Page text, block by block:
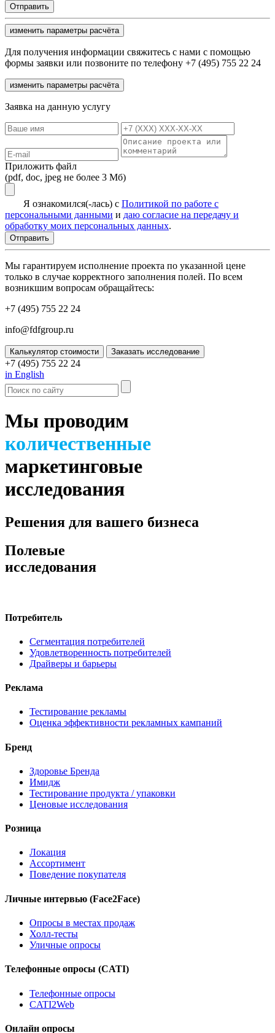
изменить параметры расчёта
Для получения информации свяжитесь с нами с помощью
формы заявки или позвоните по телефону +7 (495) 755 22 24
изменить параметры расчёта
Заявка на данную услугу
Приложить файл
(pdf, doc, jpeg не более 3 Мб)
Я ознакомился(-лась) с Политикой по работе с
персональными данными и даю согласие на передачу и
обработку моих персональных данных.
Мы гарантируем исполнение проекта по указанной цене
только в случае корректного заполнения полей. По всем
возникшим вопросам обращайтесь:
+7 (495) 755 22 24
info@fdfgroup.ru
Калькулятор стоимости Заказать исследование
+7 (495) 755 22 24
in English
Мы проводим
количественные
маркетинговые
исследования
Решения для вашего бизнеса
Полевые
исследования
Потребитель
Сегментация потребителей
Удовлетворенность потребителей
Драйверы и барьеры
Реклама
Тестирование рекламы
Оценка эффективности рекламных кампаний
Бренд
Здоровье Бренда
Имидж
Тестирование продукта / упаковки
Ценовые исследования
Розница
Локация
Ассортимент
Поведение покупателя
Личные интервью (Face2Face)
Опросы в местах продаж
Холл-тесты
Уличные опросы
Телефонные опросы (CATI)
Телефонные опросы
CATI2Web
Онлайн опросы